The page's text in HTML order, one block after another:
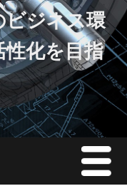
ビジネス環
性化を目指
Menu